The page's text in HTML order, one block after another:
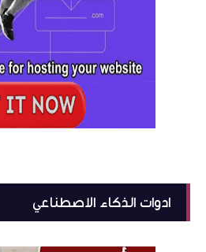
ادوات الذكاء الاصطناعي